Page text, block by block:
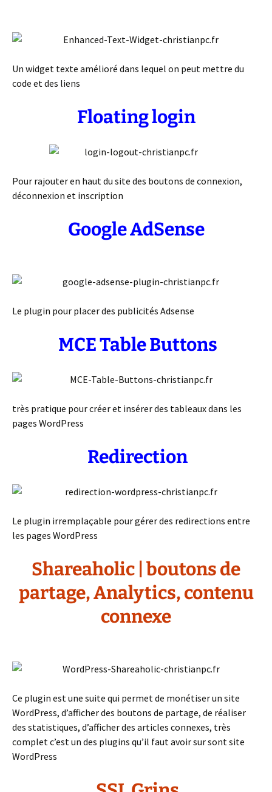
Un widget texte amélioré dans lequel on peut mettre du
code et des liens
Floating login
Pour rajouter en haut du site des boutons de connexion,
déconnexion et inscription
Google AdSense
Le plugin pour placer des publicités Adsense
MCE Table Buttons
très pratique pour créer et insérer des tableaux dans les
pages WordPress
Redirection
Le plugin irremplaçable pour gérer des redirections entre
les pages WordPress
Shareaholic | boutons de
partage, Analytics, contenu
connexe
Ce plugin est une suite qui permet de monétiser un site
WordPress, d’afficher des boutons de partage, de réaliser
des statistiques, d’afficher des articles connexes, très
complet c’est un des plugins qu’il faut avoir sur sont site
WordPress